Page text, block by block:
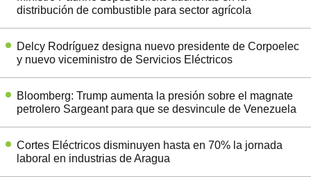
distribución de combustible para sector agrícola
Delcy Rodríguez designa nuevo presidente de Corpoelec
y nuevo viceministro de Servicios Eléctricos
Bloomberg: Trump aumenta la presión sobre el magnate
petrolero Sargeant para que se desvincule de Venezuela
Cortes Eléctricos disminuyen hasta en 70% la jornada
laboral en industrias de Aragua